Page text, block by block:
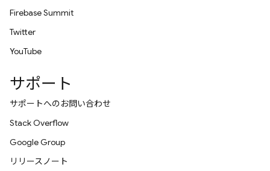
Firebase Summit
Twitter
YouTube
サポート
サポートへのお問い合わせ
Stack Overflow
Google Group
リリースノート